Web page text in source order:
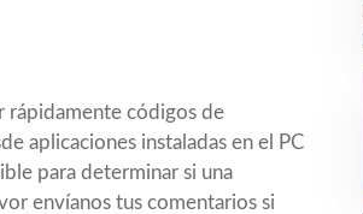
rápidamente códigos de
aplicaciones instaladas en el PC
para determinar si una
envíanos tus comentarios si